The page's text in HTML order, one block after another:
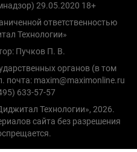
29.05.2020 18+
ответственностью
Технологии»
Пучков П. В.
органов (в том
почта: maxim@maximonline.ru
633-57-57
Технологии», 2026.
сайта без разрешения